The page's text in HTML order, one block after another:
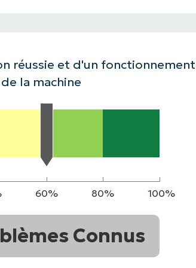
réussie et d'un fonctionnement
la machine
60% 80% 100%
Connus